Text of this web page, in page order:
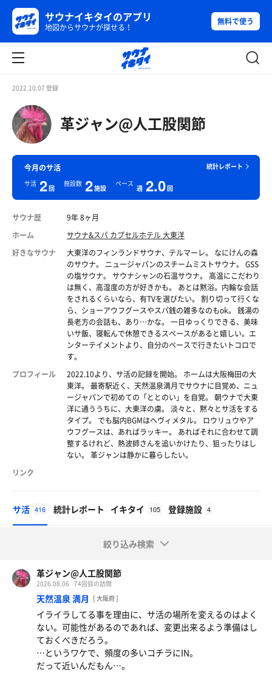
サウナイキタイのアプリ
地図からサウナが探せる！
無料で使う
2022.10.07 登録
革ジャン@人工股関節
統計レポート
今月のサ活
サ活 2回
施設数 2施設
ペース
週 2.0回
サウナ歴
9年 8ヶ月
ホーム
サウナ&スパ カプセルホテル 大東洋
好きなサウナ
大東洋のフィンランドサウナ、テルマーレ。 なにけんの森
のサウナ。 ニュージャパンのスチームミストサウナ。 GSS
の塩サウナ。 サウナシャンの石温サウナ。 高温にこだわり
は無く、高湿度の方が好きかも。 あとは黙浴。内輪な会話
をされるくらいなら、有TVを選びたい。 割り切って行くな
ら、ショーアウフグースやスパ銭の雑多なのもok。 銭湯の
長老方の会話も、あり…かな。 一日ゆっくりできる、美味
いサ飯、寝転んで休憩できるスペースがあると嬉しい。エ
ンターテイメントより、自分のペースで行きたいトコロで
す。
プロフィール
2022.10より、サ活の記録を開始。 ホームは大阪梅田の大
東洋。 最寄駅近く、天然温泉満月でサウナに目覚め、ニュ
ージャパンで初めての「ととのい」を自覚。 朝ウナで大東
洋に通ううちに、大東洋の虜。 淡々と、黙々とサ活をする
タイプ。 でも脳内BGMはヘヴィメタル。 ロウリュウやア
ウフグースは、あればラッキー。 あればそれに合わせて調
整するけれど、熱波師さんを追いかけたり、狙ったりはし
ない。 革ジャンは静かに暮らしたい。
リンク
サ活 416 統計レポート イキタイ 105 登録施設 4
絞り込み検索
革ジャン@人工股関節
2026.08.06 74回目の訪問
天然温泉 満月 [ 大阪府 ]
イライラしてる事を理由に、サ活の場所を変えるのはよく
ない。可能性があるのであれば、変更出来るよう準備はし
ておくべきだろう。
…というワケで、頻度の多いコチラにIN。
だって近いんだもん…。